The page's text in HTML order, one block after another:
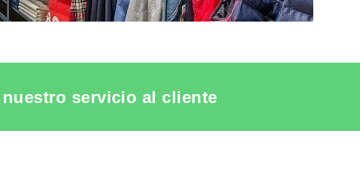
servicio al cliente